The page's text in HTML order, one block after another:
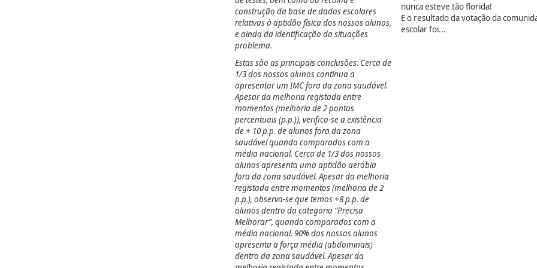
construção da base de dados escolares
relativas à aptidão física dos nossos alunos,
e ainda da identificação da situações
problema.
Estas são as principais conclusões: Cerca de
1/3 dos nossos alunos continua a
apresentar um IMC fora da zona saudável.
Apesar da melhoria registada entre
momentos (melhoria de 2 pontos
percentuais (p.p.)), verifica-se a existência
de + 10 p.p. de alunos fora da zona
saudável quando comparados com a
média nacional. Cerca de 1/3 dos nossos
alunos apresenta uma aptidão aeróbia
fora da zona saudável. Apesar da melhoria
registada entre momentos (melhoria de 2
p.p.), observa-se que temos +8 p.p. de
alunos dentro da categoria “Precisa
Melhorar”, quando comparados com a
média nacional. 90% dos nossos alunos
apresenta a força média (abdominais)
dentro da zona saudável. Apesar da
nunca esteve tão florida!
E o resultado da votação da
escolar foi...